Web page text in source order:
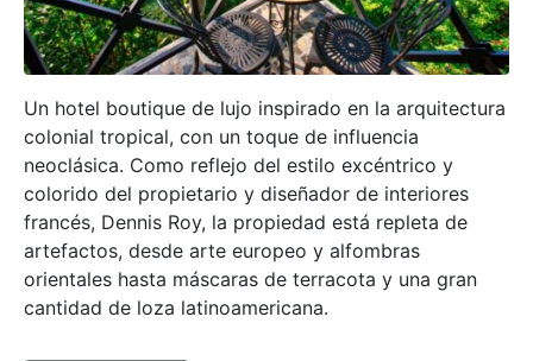
Un hotel boutique de lujo inspirado en la arquitectura
colonial tropical, con un toque de influencia
neoclásica. Como reflejo del estilo excéntrico y
colorido del propietario y diseñador de interiores
francés, Dennis Roy, la propiedad está repleta de
artefactos, desde arte europeo y alfombras
orientales hasta máscaras de terracota y una gran
cantidad de loza latinoamericana.